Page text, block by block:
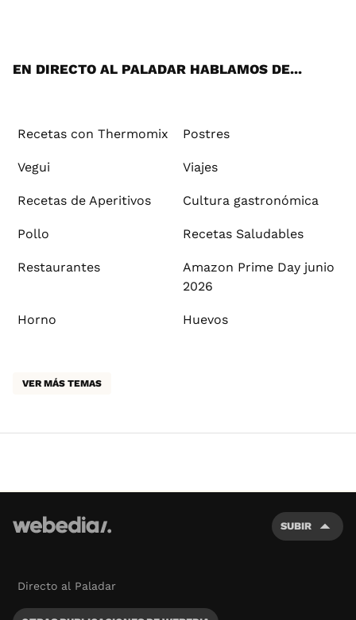
EN DIRECTO AL PALADAR HABLAMOS DE...
Recetas con Thermomix Postres
Vegui Viajes
Recetas de Aperitivos Cultura gastronómica
Pollo Recetas Saludables
Restaurantes
Amazon Prime Day junio
2026
Horno Huevos
VER MÁS TEMAS
SUBIR
Directo al Paladar